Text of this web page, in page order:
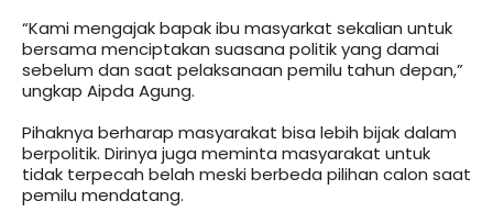
“Kami mengajak bapak ibu masyarkat sekalian untuk
bersama menciptakan suasana politik yang damai
sebelum dan saat pelaksanaan pemilu tahun depan,”
ungkap Aipda Agung.
Pihaknya berharap masyarakat bisa lebih bijak dalam
berpolitik. Dirinya juga meminta masyarakat untuk
tidak terpecah belah meski berbeda pilihan calon saat
pemilu mendatang.